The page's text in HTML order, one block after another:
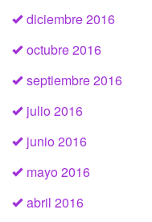
diciembre 2016
octubre 2016
septiembre 2016
julio 2016
junio 2016
mayo 2016
abril 2016